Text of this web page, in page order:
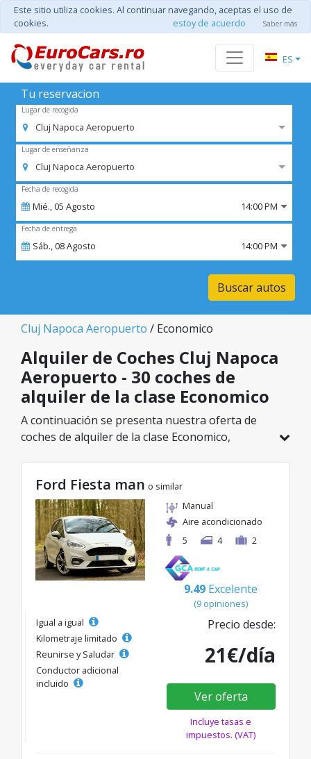
Este sitio utiliza cookies. Al continuar navegando, aceptas el uso de
cookies.
estoy de acuerdo Saber más
ES
Tu reservacion
Lugar de recogida
Cluj Napoca Aeropuerto
Lugar de enseñanza
Cluj Napoca Aeropuerto
Fecha de recogida
Mié.,05 Agosto 14:00 PM
Fecha de entrega
Sáb.,08Agosto 14:00 PM
Buscar autos
Cluj Napoca Aeropuerto / Economico
Alquiler de Coches Cluj Napoca
Aeropuerto - 30 coches de
alquiler de la clase Economico
A continuación se presenta nuestra oferta de
coches de alquiler de la clase Economico,
elegir el modelo ideal de la categoría
seleccionada, con tarifas excelentes desde solo
8€/día.
Ford Fiesta man o similar
Manual
Aire acondicionado
5
4 2
9.49 Excelente
(9 opiniones)
Igual a igual
Kilometraje limitado
Reunirse y Saludar
Conductor adicional
incluido
Precio desde:
21€/día
Ver oferta
Incluye tasas e
impuestos. (VAT)